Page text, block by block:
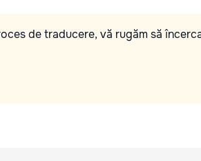
de traducere, vă rugăm să